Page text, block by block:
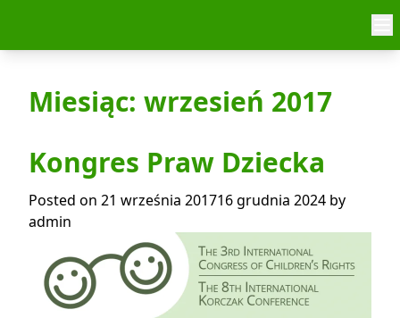
Miesiąc: wrzesień 2017
Kongres Praw Dziecka
Posted on 21 września 201716 grudnia 2024 by
admin